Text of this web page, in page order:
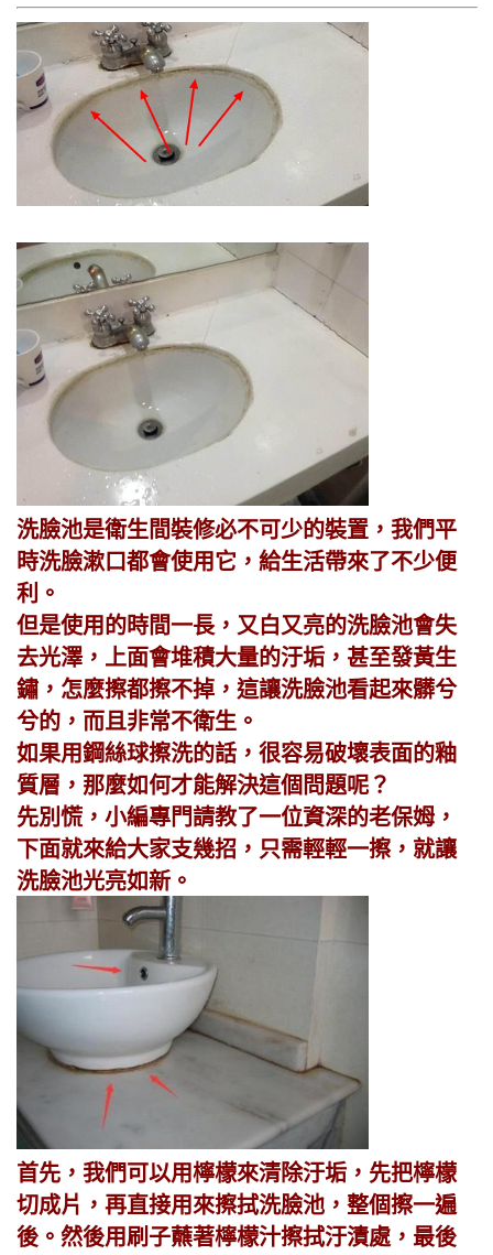
洗臉池是衛生間裝修必不可少的裝置，我們平
時洗臉漱口都會使用它，給生活帶來了不少便
利。
但是使用的時間一長，又白又亮的洗臉池會失
去光澤，上面會堆積大量的汙垢，甚至發黃生
鏽，怎麼擦都擦不掉，這讓洗臉池看起來髒兮
兮的，而且非常不衛生。
如果用鋼絲球擦洗的話，很容易破壞表面的釉
質層，那麼如何才能解決這個問題呢？
先別慌，小編專門請教了一位資深的老保姆，
下面就來給大家支幾招，只需輕輕一擦，就讓
洗臉池光亮如新。
首先，我們可以用檸檬來清除汙垢，先把檸檬
切成片，再直接用來擦拭洗臉池，整個擦一遍
後。然後用刷子蘸著檸檬汁擦拭汙漬處，最後